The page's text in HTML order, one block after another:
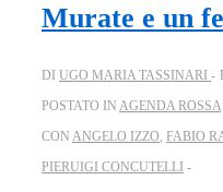
Murate e un
DI UGO MARIA TASSINARI
POSTATO IN AGENDA ROSSA
CON ANGELO IZZO, FABIO
PIERUIGI CONCUTELLI